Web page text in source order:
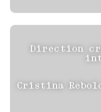
Direction
Cristina